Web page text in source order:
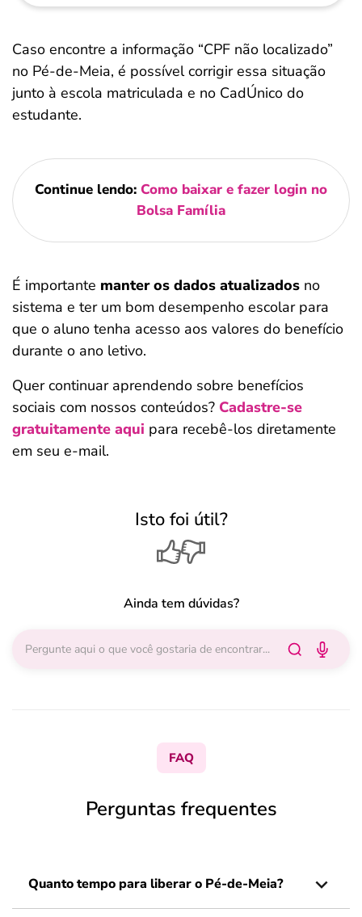
cada
Ao se
inscrever
no
Nacional
do
Caso encontre a informação “CPF não localizado”
no Pé-de-Meia, é possível corrigir essa situação
junto à escola matriculada e no CadÚnico do
estudante.
Continue lendo: Como baixar e fazer login no
Bolsa Família
É importante manter os dados atualizados no
sistema e ter um bom desempenho escolar para
que o aluno tenha acesso aos valores do benefício
durante o ano letivo.
Quer continuar aprendendo sobre benefícios
sociais com nossos conteúdos? Cadastre-se
gratuitamente aqui para recebê-los diretamente
em seu e-mail.
Isto foi útil?
Ainda tem dúvidas?
FAQ
Perguntas frequentes
Quanto tempo para liberar o Pé-de-Meia?